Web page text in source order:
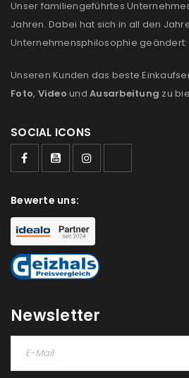
E-Mail-Adresse*
Ein Link zum Erstellen eines
deine E-Mail-Adresse gesendet.
Please select all the ways you
us
Ich stimme zu
Ja, ich möchte ein
akzeptiere die
Unser familiengeführtes
Jahren. Dabei hat sich in all den
Unternehmensphilosophie geändert:
Unseren Kunden das beste
Foto, Video und Ausarbeitung zu
SOCIAL ICONS
Bewerte uns:
Newsletter